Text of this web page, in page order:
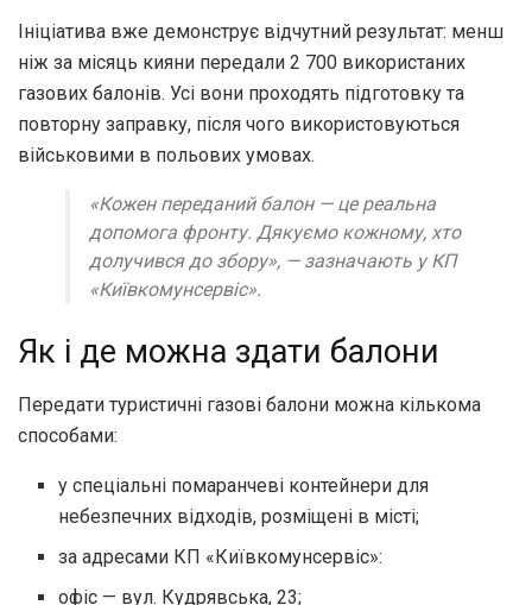
Ініціатива вже демонструє відчутний результат: менш
ніж за місяць кияни передали 2 700 використаних
газових балонів. Усі вони проходять підготовку та
повторну заправку, після чого використовуються
військовими в польових умовах.
«Кожен переданий балон — це реальна
допомога фронту. Дякуємо кожному, хто
долучився до збору», —зазначають у КП
«Київкомунсервіс».
Як і де можна здати балони
Передати туристичні газові балони можна кількома
способами:
у спеціальні помаранчеві контейнери для
небезпечних відходів, розміщені в місті;
за адресами КП «Київкомунсервіс»:
офіс — вул. Кудрявська, 23;